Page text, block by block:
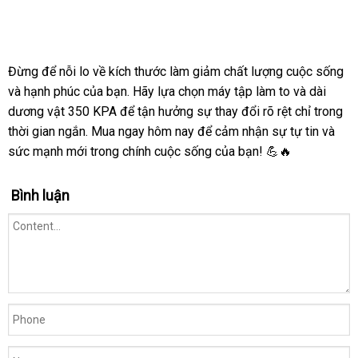
Đừng để nỗi lo về kích thước làm giảm chất lượng cuộc sống
và hạnh phúc của bạn. Hãy lựa chọn máy tập làm to và dài
dương vật 350 KPA để tận hưởng sự thay đổi rõ rệt chỉ trong
thời gian ngắn. Mua ngay hôm nay để cảm nhận sự tự tin và
sức mạnh mới trong chính cuộc sống của bạn! 💪🔥
Bình luận